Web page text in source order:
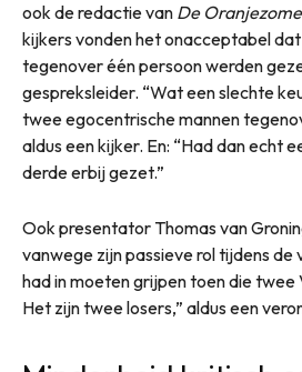
ook de redactie van De
kijkers vonden het onacceptabel
tegenover één persoon werden
gespreksleider. “Wat een slechte
twee egocentrische mannen
aldus een kijker. En: “Had dan echt
derde erbij gezet.”
Ook presentator Thomas van
vanwege zijn passieve rol tijdens de
had in moeten grijpen toen die twee
Het zijn twee losers,” aldus een